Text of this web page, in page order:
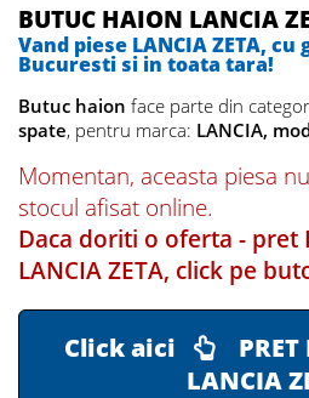
BUTUC HAION LANCIA
Vand piese LANCIA ZETA,
Bucuresti si in toata tara!
Butuc haion face parte din
spate, pentru marca: LANCIA,
Momentan, aceasta piesa
stocul afisat online.
Daca doriti o oferta - pret
LANCIA ZETA, click pe
Click aici
LANCIA